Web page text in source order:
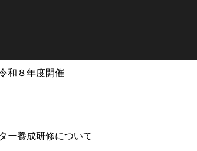
和８年度開催
ー養成研修について